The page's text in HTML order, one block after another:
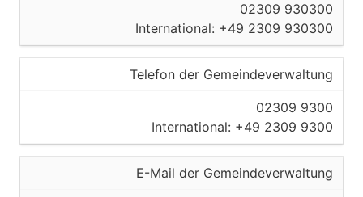
02309 930300
International: +49 2309 930300
Telefon der Gemeindeverwaltung
02309 9300
International: +49 2309 9300
E-Mail der Gemeindeverwaltung